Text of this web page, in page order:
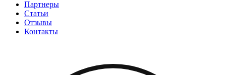
Партнеры
Статьи
Отзывы
Контакты